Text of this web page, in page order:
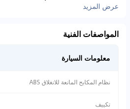
عرض المزيد
المواصفات الفنية
معلومات السيارة
نظام المكابح المانعة للانغلاق ABS
تكييف